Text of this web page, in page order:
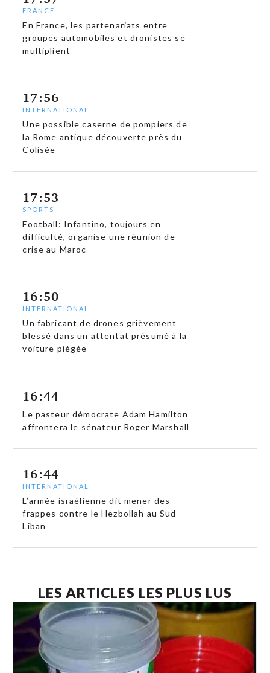
FRANCE
En France, les partenariats entre
groupes automobiles et dronistes se
multiplient
17:56
INTERNATIONAL
Une possible caserne de pompiers de
la Rome antique découverte près du
Colisée
17:53
SPORTS
Football: Infantino, toujours en
difficulté, organise une réunion de
crise au Maroc
16:50
INTERNATIONAL
Un fabricant de drones grièvement
blessé dans un attentat présumé à la
voiture piégée
16:44
Le pasteur démocrate Adam Hamilton
affrontera le sénateur Roger Marshall
16:44
INTERNATIONAL
L’armée israélienne dit mener des
frappes contre le Hezbollah au Sud-
Liban
LES ARTICLES LES PLUS LUS